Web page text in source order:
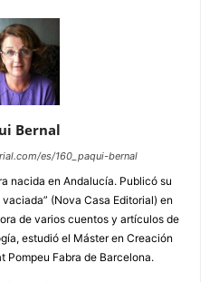
Bernal
es/160_paqui-bernal
nacida en Andalucía. Publicó su
(Nova Casa Editorial) en
de varios cuentos y artículos de
estudió el Máster en Creación
Pompeu Fabra de Barcelona.